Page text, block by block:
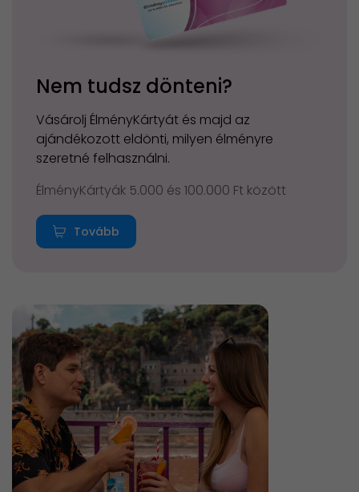
Nem tudsz dönteni?
Vásárolj ÉlményKártyát és majd az
ajándékozott eldönti, milyen élményre
szeretné felhasználni.
ÉlményKártyák 5.000 és 100.000 Ft között
Tovább